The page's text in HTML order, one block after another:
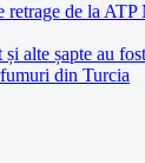
de la ATP
și alte șapte au
din Turcia